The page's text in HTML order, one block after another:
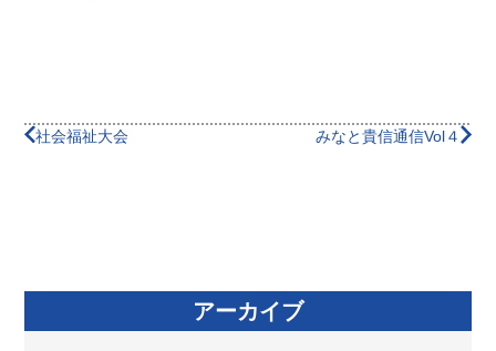
社会福祉大会 みなと貴信通信Vol４
アーカイブ